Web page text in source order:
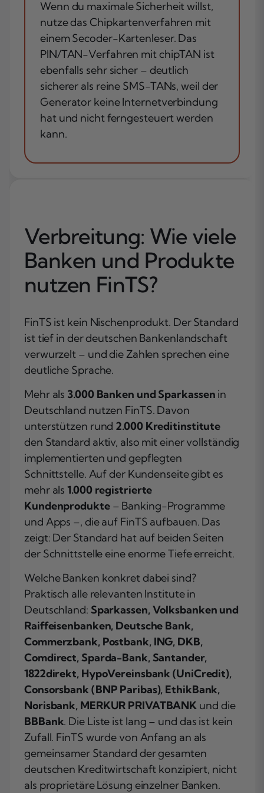
Wenn du maximale Sicherheit willst,
nutze das Chipkartenverfahren mit
einem Secoder-Kartenleser. Das
PIN/TAN-Verfahren mit chipTAN ist
ebenfalls sehr sicher – deutlich
sicherer als reine SMS-TANs, weil der
Generator keine Internetverbindung
hat und nicht ferngesteuert werden
kann.
Verbreitung: Wie viele
Banken und Produkte
nutzen FinTS?
FinTS ist kein Nischenprodukt. Der Standard
ist tief in der deutschen Bankenlandschaft
verwurzelt – und die Zahlen sprechen eine
deutliche Sprache.
Mehr als 3.000 Banken und Sparkassen in
Deutschland nutzen FinTS. Davon
unterstützen rund 2.000 Kreditinstitute
den Standard aktiv, also mit einer vollständig
implementierten und gepflegten
Schnittstelle. Auf der Kundenseite gibt es
mehr als1.000 registrierte
Kundenprodukte– Banking-Programme
und Apps –, die auf FinTS aufbauen. Das
zeigt: Der Standard hat auf beiden Seiten
der Schnittstelle eine enorme Tiefe erreicht.
Welche Banken konkret dabei sind?
Praktisch alle relevanten Institute in
Deutschland: Sparkassen, Volksbanken und
Raiffeisenbanken, Deutsche Bank,
Commerzbank, Postbank, ING, DKB,
Comdirect, Sparda-Bank, Santander,
1822direkt, HypoVereinsbank (UniCredit),
Consorsbank (BNP Paribas), EthikBank,
Norisbank, MERKUR PRIVATBANK und die
BBBank. Die Liste ist lang – und das ist kein
Zufall. FinTS wurde von Anfang an als
gemeinsamer Standard der gesamten
deutschen Kreditwirtschaft konzipiert, nicht
als proprietäre Lösung einzelner Banken.